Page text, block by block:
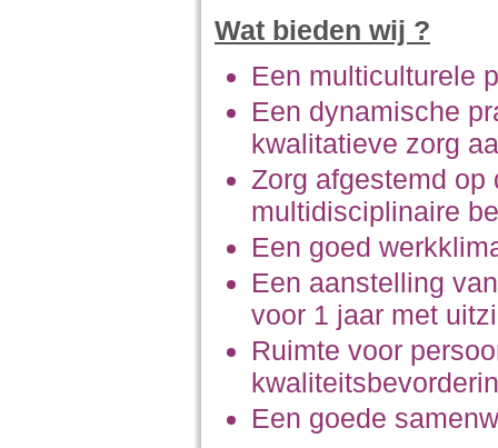
Wat bieden wij ?
Een multiculturele
Een dynamische
kwalitatieve zorg
Zorg afgestemd op
multidisciplinaire
Een goed
Een aanstelling
voor 1 jaar met
Ruimte voor
Een goede